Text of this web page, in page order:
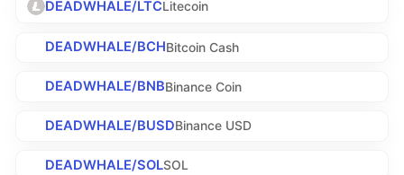
DEADWHALE/LTCLitecoin
DEADWHALE/BCHBitcoin Cash
DEADWHALE/BNBBinance Coin
DEADWHALE/BUSDBinance USD
DEADWHALE/SOLSOL